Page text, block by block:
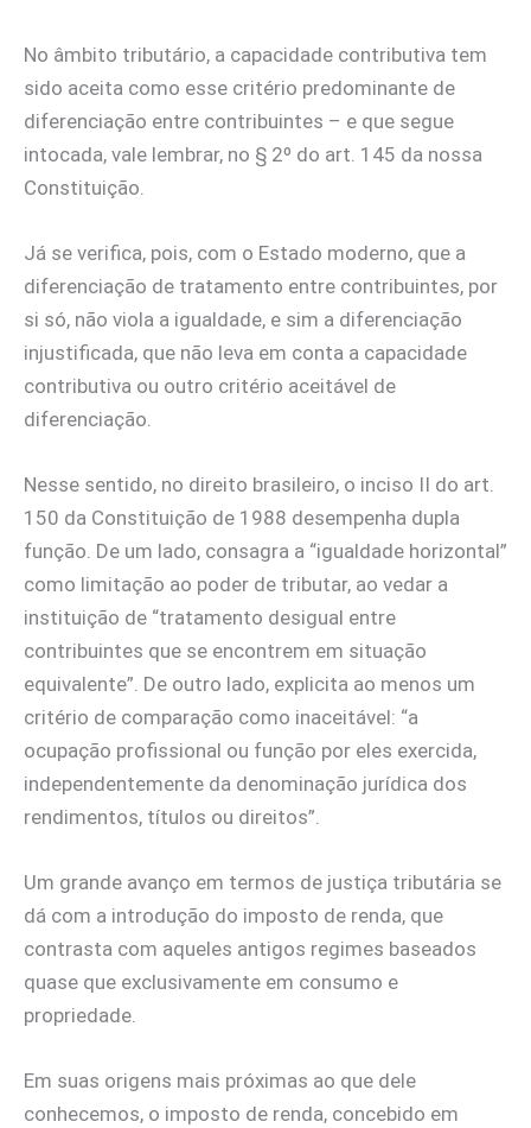
No âmbito tributário, a capacidade contributiva tem
sido aceita como esse critério predominante de
diferenciação entre contribuintes – e que segue
intocada, vale lembrar, no § 2º do art. 145 da nossa
Constituição.
Já se verifica, pois, com o Estado moderno, que a
diferenciação de tratamento entre contribuintes, por
si só, não viola a igualdade, e sim a diferenciação
injustificada, que não leva em conta a capacidade
contributiva ou outro critério aceitável de
diferenciação.
Nesse sentido, no direito brasileiro, o inciso II do art.
150 da Constituição de 1988 desempenha dupla
função. De um lado, consagra a “igualdade horizontal”
como limitação ao poder de tributar, ao vedar a
instituição de “tratamento desigual entre
contribuintes que se encontrem em situação
equivalente”. De outro lado, explicita ao menos um
critério de comparação como inaceitável: “a
ocupação profissional ou função por eles exercida,
independentemente da denominação jurídica dos
rendimentos, títulos ou direitos”.
Um grande avanço em termos de justiça tributária se
dá com a introdução do imposto de renda, que
contrasta com aqueles antigos regimes baseados
quase que exclusivamente em consumo e
propriedade.
Em suas origens mais próximas ao que dele
conhecemos, o imposto de renda, concebido em